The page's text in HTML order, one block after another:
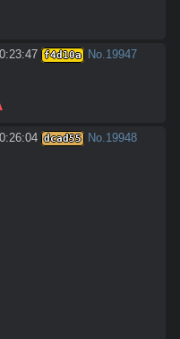
f4d10a No.19947
dcad55 No.19948